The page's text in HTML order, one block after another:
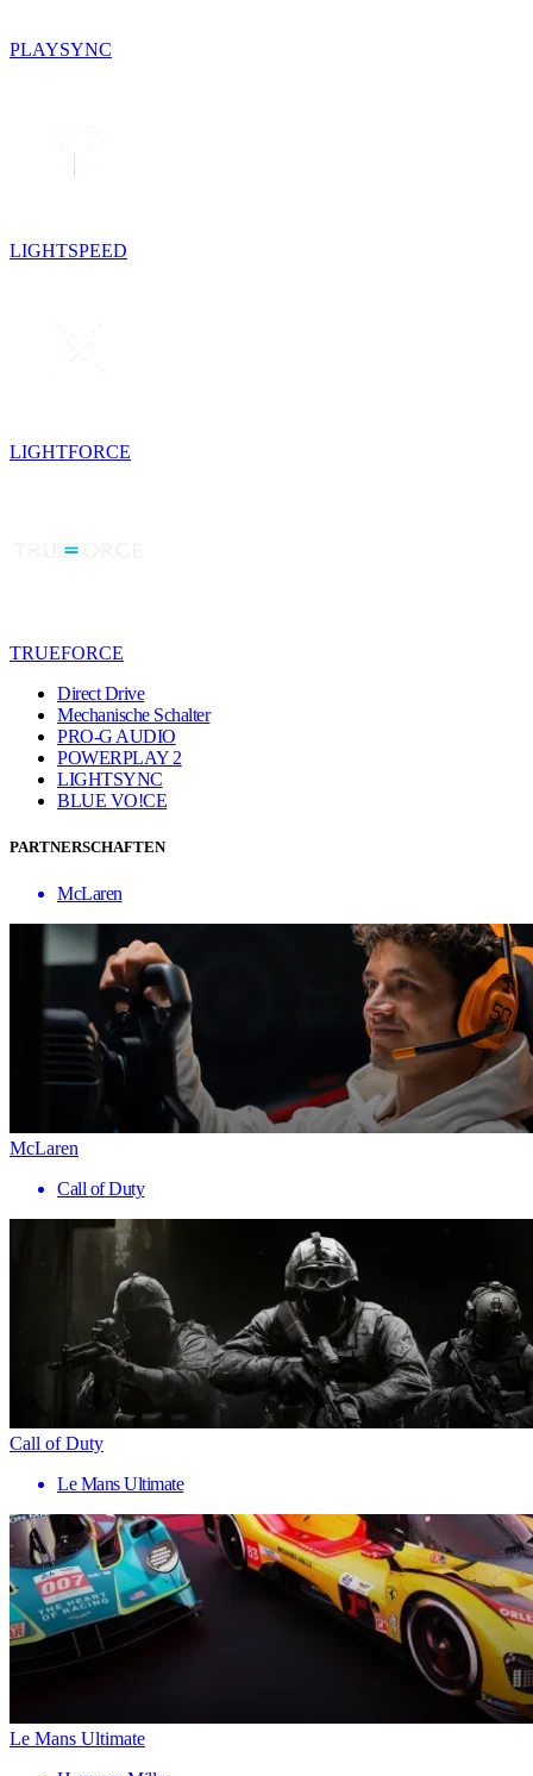
PLAYSYNC
LIGHTSPEED
LIGHTFORCE
TRUEFORCE
Direct Drive
Mechanische Schalter
PRO-G AUDIO
POWERPLAY 2
LIGHTSYNC
BLUE VO!CE
PARTNERSCHAFTEN
McLaren
McLaren
Call of Duty
Call of Duty
Le Mans Ultimate
Le Mans Ultimate